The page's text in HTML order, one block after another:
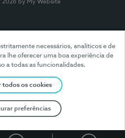
necessários, analíticos e de
lhe oferecer uma boa experiência de
a todas as funcionalidades.
todos os cookies
preferências
by My Website